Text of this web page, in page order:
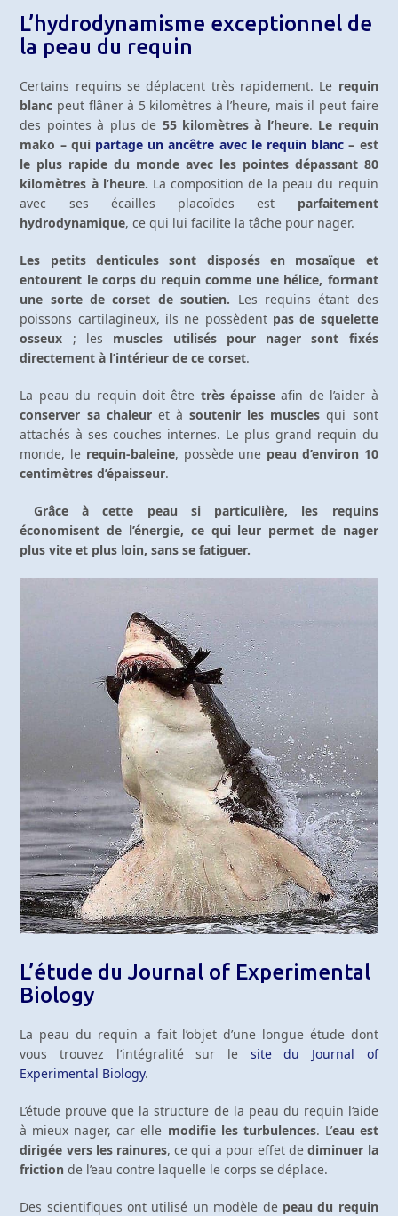
L’hydrodynamisme exceptionnel de
la peau du requin
Certains requins se déplacent très rapidement. Le requin
blanc peut flâner à 5 kilomètres à l’heure, mais il peut faire
des pointes à plus de 55 kilomètres à l’heure. Le requin
mako – qui partage un ancêtre avec le requin blanc – est
le plus rapide du monde avec les pointes dépassant 80
kilomètres à l’heure. La composition de la peau du requin
avec ses écailles placoïdes est parfaitement
hydrodynamique, ce qui lui facilite la tâche pour nager.
Les petits denticules sont disposés en mosaïque et
entourent le corps du requin comme une hélice, formant
une sorte de corset de soutien. Les requins étant des
poissons cartilagineux, ils ne possèdent pas de squelette
osseux ; les muscles utilisés pour nager sont fixés
directement à l’intérieur de ce corset.
La peau du requin doit être très épaisse afin de l’aider à
conserver sa chaleuret àsoutenir les muscles qui sont
attachés à ses couches internes. Le plus grand requin du
monde, le requin-baleine, possède une peau d’environ 10
centimètres d’épaisseur.
Grâce à cette peau si particulière, les requins
économisent de l’énergie, ce qui leur permet de nager
plus vite et plus loin, sans se fatiguer.
L’étude du Journal of Experimental
Biology
La peau du requin a fait l’objet d’une longue étude dont
vous trouvez l’intégralité sur le site du Journal of
Experimental Biology.
L’étude prouve que la structure de la peau du requin l‘aide
à mieux nager, car elle modifie les turbulences. L’eau est
dirigée vers les rainures, ce qui a pour effet dediminuer la
friction de l’eau contre laquelle le corps se déplace.
Des scientifiques ont utilisé un modèle de peau du requin